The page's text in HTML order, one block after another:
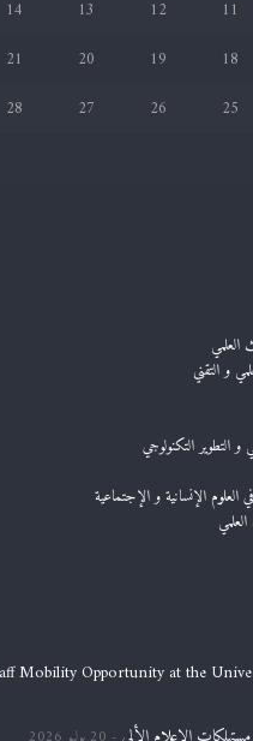
11
12
13
14
18
19
20
21
25
26
27
28
العلمي
و التقني
و التطوير التكنولوجي
العلوم الإنسانية و الإجتماعية
Mobility Opportunity at the